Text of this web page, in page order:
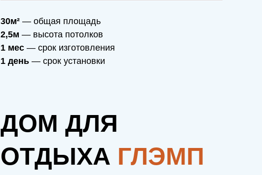
30м² — общая площадь
2,5м — высота потолков
1 мес — срок изготовления
1 день — срок установки
ДОМ ДЛЯ
ОТДЫХА ГЛЭМП